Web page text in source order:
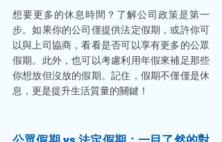
想要更多的休息時間？了解公司政策是第一
步。如果你的公司僅提供法定假期，或許你可
以與上司協商，看看是否可以享有更多的公眾
假期。此外，也可以考慮利用年假來補足那些
你想放但沒放的假期。記住，假期不僅僅是休
息，更是提升生活質量的關鍵！